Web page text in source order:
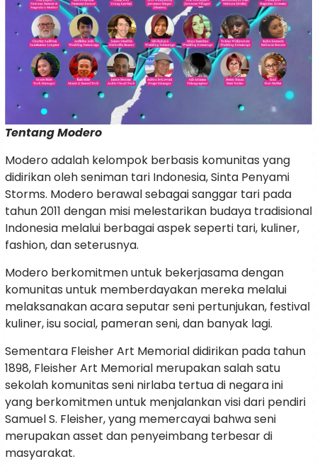
Tentang Modero
Modero adalah kelompok berbasis komunitas yang
didirikan oleh seniman tari Indonesia, Sinta Penyami
Storms. Modero berawal sebagai sanggar tari pada
tahun 2011 dengan misi melestarikan budaya tradisional
Indonesia melalui berbagai aspek seperti tari, kuliner,
fashion, dan seterusnya.
Modero berkomitmen untuk bekerjasama dengan
komunitas untuk memberdayakan mereka melalui
melaksanakan acara seputar seni pertunjukan, festival
kuliner, isu social, pameran seni, dan banyak lagi.
Sementara Fleisher Art Memorial didirikan pada tahun
1898, Fleisher Art Memorial merupakan salah satu
sekolah komunitas seni nirlaba tertua di negara ini
yang berkomitmen untuk menjalankan visi dari pendiri
Samuel S. Fleisher, yang memercayai bahwa seni
merupakan asset dan penyeimbang terbesar di
masyarakat.